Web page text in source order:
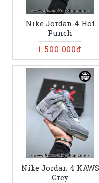
Nike Jordan 4 Hot
Punch
1.500.000đ
Nike Jordan 4 KAWS
Grey